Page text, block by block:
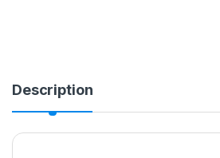
Description